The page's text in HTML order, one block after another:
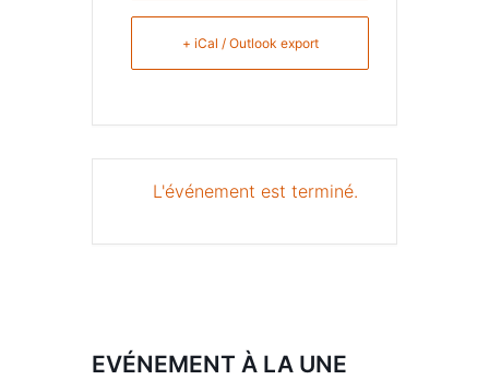
+ iCal / Outlook export
L'événement est terminé.
EVÉNEMENT À LA UNE